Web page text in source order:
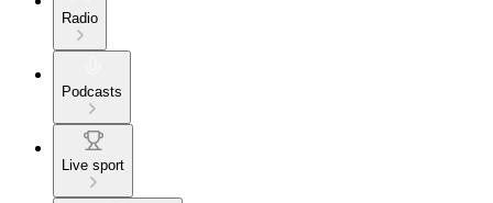
Radio
Podcasts
Live sport